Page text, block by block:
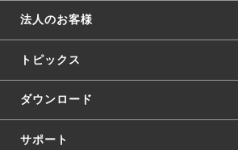
法人のお客様
トピックス
ダウンロード
サポート